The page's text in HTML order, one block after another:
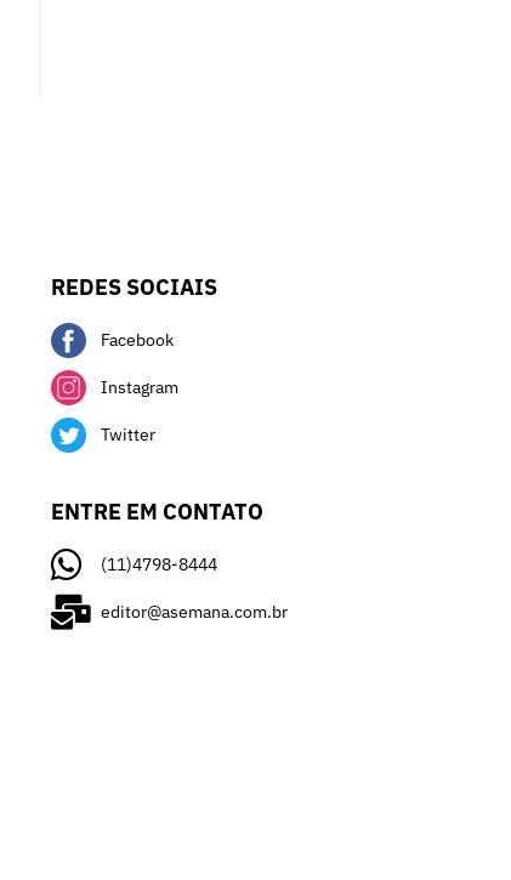
REDES SOCIAIS
Facebook
Instagram
Twitter
ENTRE EM CONTATO
(11)4798-8444
editor@asemana.com.br